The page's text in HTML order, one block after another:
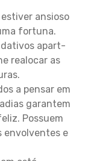
ansioso
fortuna.
apart-
realocar as
a pensar em
garantem
Possuem
envolventes e